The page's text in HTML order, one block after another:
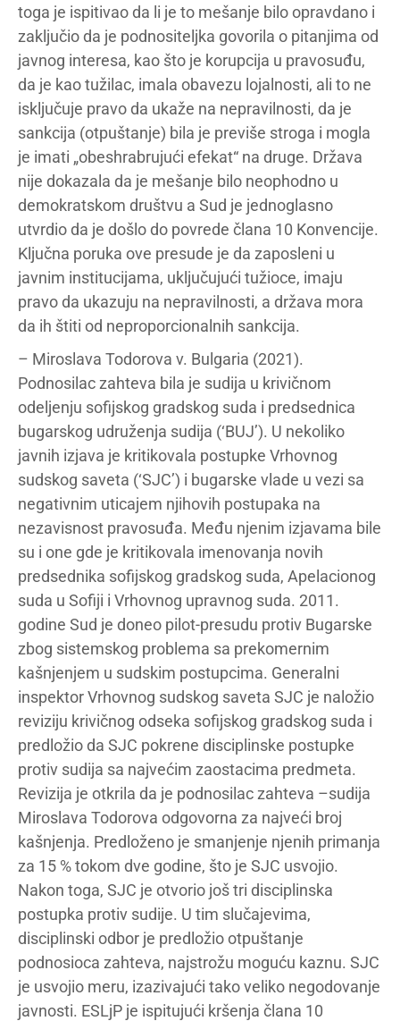
toga je ispitivao da li je to mešanje bilo opravdano i
zaključio da je podnositeljka govorila o pitanjima od
javnog interesa, kao što je korupcija u pravosuđu,
da je kao tužilac, imala obavezu lojalnosti, ali to ne
isključuje pravo da ukaže na nepravilnosti, da je
sankcija (otpuštanje) bila je previše stroga i mogla
je imati „obeshrabrujući efekat“ na druge. Država
nije dokazala da je mešanje bilo neophodno u
demokratskom društvu a Sud je jednoglasno
utvrdio da je došlo do povrede člana 10 Konvencije.
Ključna poruka ove presude je da zaposleni u
javnim institucijama, uključujući tužioce, imaju
pravo da ukazuju na nepravilnosti, a država mora
da ih štiti od neproporcionalnih sankcija.
– Miroslava Todorova v. Bulgaria (2021).
Podnosilac zahteva bila je sudija u krivičnom
odeljenju sofijskog gradskog suda i predsednica
bugarskog udruženja sudija (‘BUJ’). U nekoliko
javnih izjava je kritikovala postupke Vrhovnog
sudskog saveta (‘SJC’) i bugarske vlade u vezi sa
negativnim uticajem njihovih postupaka na
nezavisnost pravosuđa. Među njenim izjavama bile
su i one gde je kritikovala imenovanja novih
predsednika sofijskog gradskog suda, Apelacionog
suda u Sofiji i Vrhovnog upravnog suda. 2011.
godine Sud je doneo pilot-presudu protiv Bugarske
zbog sistemskog problema sa prekomernim
kašnjenjem u sudskim postupcima. Generalni
inspektor Vrhovnog sudskog saveta SJC je naložio
reviziju krivičnog odseka sofijskog gradskog suda i
predložio da SJC pokrene disciplinske postupke
protiv sudija sa najvećim zaostacima predmeta.
Revizija je otkrila da je podnosilac zahteva –sudija
Miroslava Todorova odgovorna za najveći broj
kašnjenja. Predloženo je smanjenje njenih primanja
za 15 % tokom dve godine, što je SJC usvojio.
Nakon toga, SJC je otvorio još tri disciplinska
postupka protiv sudije. U tim slučajevima,
disciplinski odbor je predložio otpuštanje
podnosioca zahteva, najstrožu moguću kaznu. SJC
je usvojio meru, izazivajući tako veliko negodovanje
javnosti. ESLjP je ispitujući kršenja člana 10